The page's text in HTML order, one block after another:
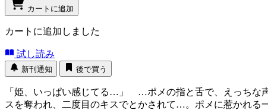
カートに追加
カートに追加しました
試し読み
新刊通知 後で買う
「姫、いっぱい感じてる…」 …ポメの指と舌で、えっちな
スを奪われ、二度目のキスでとかされて…。ポメに惹かれ